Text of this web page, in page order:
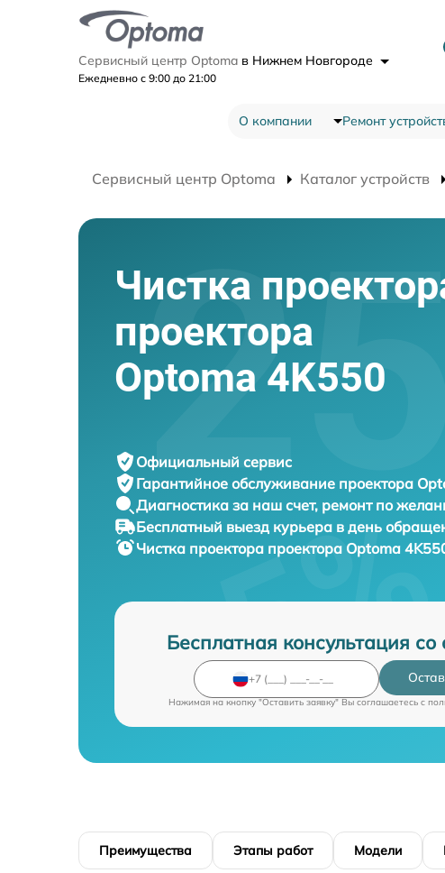
Сервисный центр Optoma в Нижнем Новгороде
Ежедневно с 9:00 до 21:00
О компании Ремонт
Сервисный центр Optoma Каталог устройств
Чистка
проектора
Optoma 4K550
Официальный сервис
Гарантийное обслуживание проектора
Диагностика за наш счет, ремонт по
Бесплатный выезд курьера в день
Чистка проектора проектора Optoma
Бесплатная консультация
Нажимая на кнопку "Оставить заявку" Вы соглашаетесь c
Преимущества Этапы работ Модели